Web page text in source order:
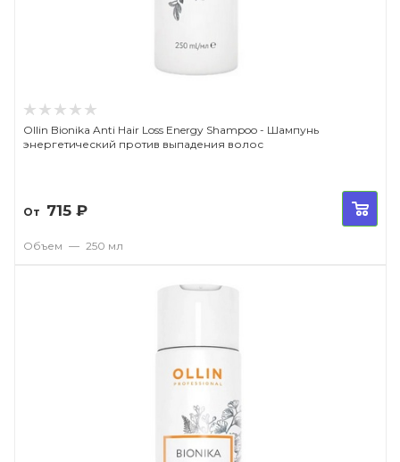
Ollin Bionika Anti Hair Loss Energy Shampoo - Шампунь
энергетический против выпадения волос
От 715 ₽
Объем — 250 мл